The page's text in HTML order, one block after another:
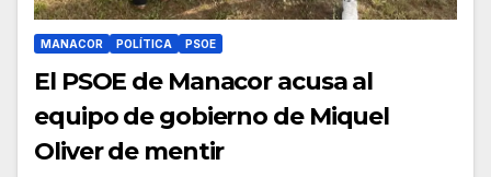
MANACOR POLÍTICA PSOE
El PSOE de Manacor acusa al
equipo de gobierno de Miquel
Oliver de mentir